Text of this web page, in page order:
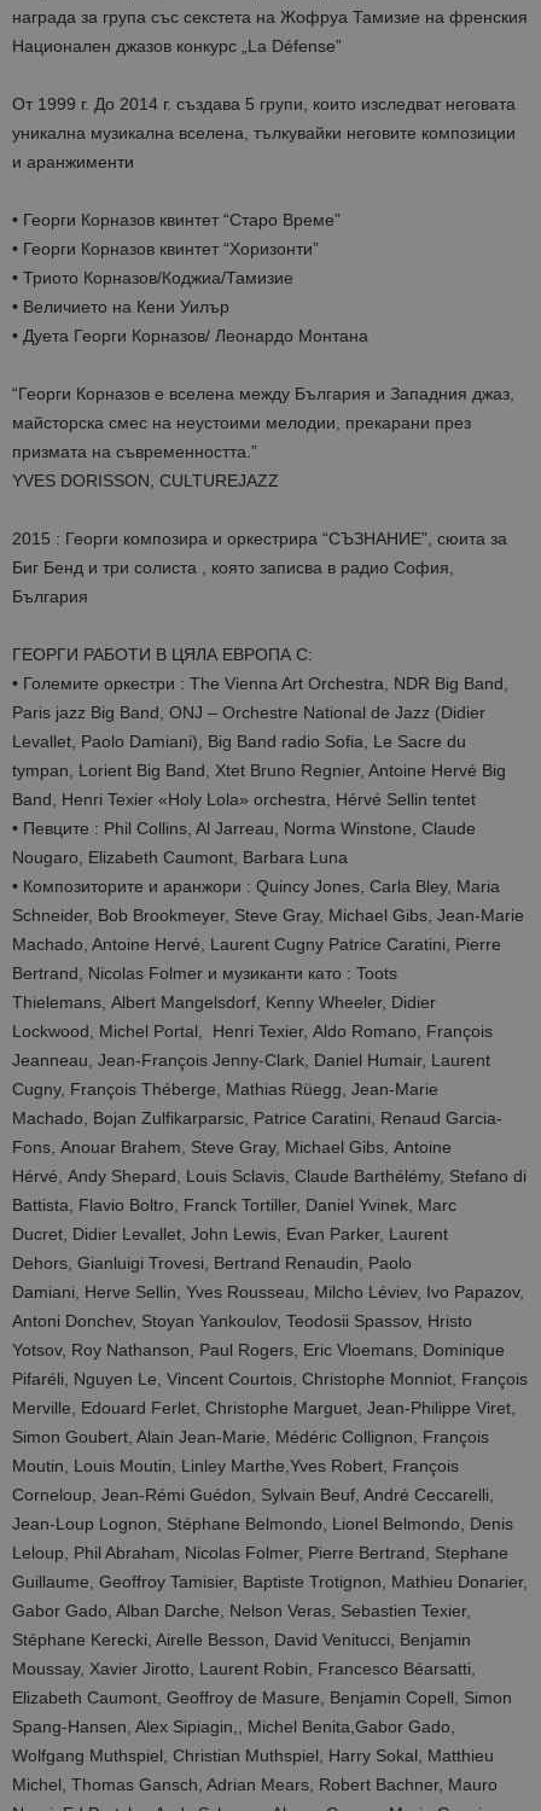
награда за група със секстета на Жофруа Тамизие на френския
Национален джазов конкурс „La Défense”
От 1999 г. До 2014 г. създава 5 групи, които изследват неговата
уникална музикална вселена, тълкувайки неговите композиции
и аранжименти
• Георги Корназов квинтет “Старо Време”
• Георги Корназов квинтет “Хоризонти”
• Триото Корназов/Коджиа/Тамизие
• Величието на Кени Уилър
• Дуета Георги Корназов/ Леонардо Монтана
“Георги Корназов е вселена между България и Западния джаз,
майсторска смес на неустоими мелодии, прекарани през
призмата на съвременността.”
YVES DORISSON, CULTUREJAZZ
2015 : Георги композира и оркестрира “СЪЗНАНИЕ”, сюита за
Биг Бенд и три солистa , която записва в радио София,
България
ГЕОРГИ РАБОТИ В ЦЯЛА ЕВРОПА С:
• Големите оркестри : The Vienna Art Orchestra, NDR Big Band,
Paris jazz Big Band, ONJ – Orchestre National de Jazz (Didier
Levallet, Paolo Damiani), Big Band radio Sofia, Le Sacre du
tympan, Lorient Big Band, Xtet Bruno Regnier, Antoine Hervé Big
Band, Henri Texier «Holy Lola» orchestra, Hérvé Sellin tentet
• Певците : Phil Collins, Al Jarreau, Norma Winstone, Claude
Nougaro, Elizabeth Caumont, Barbara Luna
• Композиторите и аранжори : Quincy Jones, Carla Bley, Maria
Schneider, Bob Brookmeyer, Steve Gray, Michael Gibs, Jean-Marie
Machado, Antoine Hervé, Laurent Cugny Patrice Caratini, Pierre
Bertrand, Nicolas Folmer и музиканти като : Toots
Thielemans, Albert Mangelsdorf, Kenny Wheeler, Didier
Lockwood, Michel Portal, Henri Texier, Aldo Romano, François
Jeanneau, Jean-François Jenny-Clark, Daniel Humair, Laurent
Cugny, François Théberge, Mathias Rüegg, Jean-Marie
Machado, Bojan Zulfikarparsic, Patrice Caratini, Renaud Garcia-
Fons, Anouar Brahem, Steve Gray, Michael Gibs, Antoine
Hérvé, Andy Shepard, Louis Sclavis, Claude Barthélémy, Stefano di
Battista, Flavio Boltro, Franck Tortiller, Daniel Yvinek, Marc
Ducret, Didier Levallet, John Lewis, Evan Parker, Laurent
Dehors, Gianluigi Trovesi, Bertrand Renaudin, Paolo
Damiani, Herve Sellin, Yves Rousseau, Milcho Léviev, Ivo Papazov,
Antoni Donchev, Stoyan Yankoulov, Teodosii Spassov, Hristo
Yotsov, Roy Nathanson, Paul Rogers, Eric Vloemans, Dominique
Pifaréli, Nguyen Le, Vincent Courtois, Christophe Monniot, François
Merville, Edouard Ferlet, Christophe Marguet, Jean-Philippe Viret,
Simon Goubert, Alain Jean-Marie, Médéric Collignon, François
Moutin, Louis Moutin, Linley Marthe,Yves Robert, François
Corneloup, Jean-Rémi Guédon, Sylvain Beuf, André Ceccarelli,
Jean-Loup Lognon, Stéphane Belmondo, Lionel Belmondo, Denis
Leloup, Phil Abraham, Nicolas Folmer, Pierre Bertrand, Stephane
Guillaume, Geoffroy Tamisier, Baptiste Trotignon, Mathieu Donarier,
Gabor Gado, Alban Darche, Nelson Veras, Sebastien Texier,
Stéphane Kerecki, Airelle Besson, David Venitucci, Benjamin
Moussay, Xavier Jirotto, Laurent Robin, Francesco Béarsatti,
Elizabeth Caumont, Geoffroy de Masure, Benjamin Copell, Simon
Spang-Hansen, Alex Sipiagin,, Michel Benita,Gabor Gado,
Wolfgang Muthspiel, Christian Muthspiel, Harry Sokal, Matthieu
Michel, Thomas Gansch, Adrian Mears, Robert Bachner, Mauro